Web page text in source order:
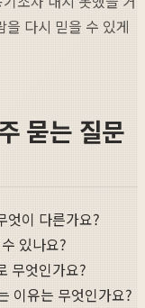
다시 믿을 수 있게
묻는 질문
엇이 다른가요?
있나요?
무엇인가요?
이유는 무엇인가요?